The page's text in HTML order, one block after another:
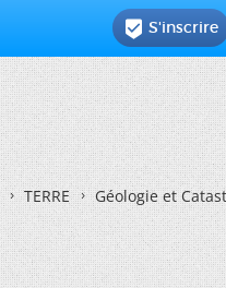
 S'inscrire
TERRE Géologie et